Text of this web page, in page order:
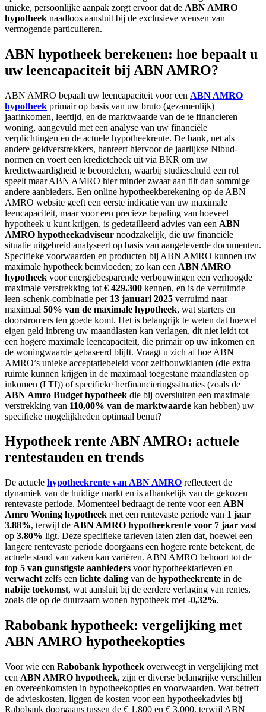
unieke, persoonlijke aanpak zorgt ervoor dat de ABN AMRO
hypotheek naadloos aansluit bij de exclusieve wensen van
vermogende particulieren.
ABN hypotheek berekenen: hoe bepaalt u
uw leencapaciteit bij ABN AMRO?
ABN AMRO bepaalt uw leencapaciteit voor een ABN AMRO
hypotheek primair op basis van uw bruto (gezamenlijk)
jaarinkomen, leeftijd, en de marktwaarde van de te financieren
woning, aangevuld met een analyse van uw financiële
verplichtingen en de actuele hypotheekrente. De bank, net als
andere geldverstrekkers, hanteert hiervoor de jaarlijkse Nibud-
normen en voert een kredietcheck uit via BKR om uw
kredietwaardigheid te beoordelen, waarbij studieschuld een rol
speelt maar ABN AMRO hier minder zwaar aan tilt dan sommige
andere aanbieders. Een online hypotheekberekening op de ABN
AMRO website geeft een eerste indicatie van uw maximale
leencapaciteit, maar voor een precieze bepaling van hoeveel
hypotheek u kunt krijgen, is gedetailleerd advies van een ABN
AMRO hypotheekadviseur noodzakelijk, die uw financiële
situatie uitgebreid analyseert op basis van aangeleverde documenten.
Specifieke voorwaarden en producten bij ABN AMRO kunnen uw
maximale hypotheek beïnvloeden; zo kan een ABN AMRO
hypotheek voor energiebesparende verbouwingen een verhoogde
maximale verstrekking tot € 429.300 kennen, en is de verruimde
leen-schenk-combinatie per 13 januari 2025 verruimd naar
maximaal 50% van de maximale hypotheek, wat starters en
doorstromers ten goede komt. Het is belangrijk te weten dat hoewel
eigen geld inbreng uw maandlasten kan verlagen, dit niet leidt tot
een hogere maximale leencapaciteit, die primair op uw inkomen en
de woningwaarde gebaseerd blijft. Vraagt u zich af hoe ABN
AMRO’s unieke acceptatiebeleid voor zelfbouwklanten (die extra
ruimte kunnen krijgen in de maximaal toegestane maandlasten op
inkomen (LTI)) of specifieke herfinancieringssituaties (zoals de
ABN Amro Budget hypotheek die bij oversluiten een maximale
verstrekking van 110,00% van de marktwaarde kan hebben) uw
specifieke mogelijkheden optimaal benut?
Hypotheek rente ABN AMRO: actuele
rentestanden en trends
De actuele hypotheekrente van ABN AMRO reflecteert de
dynamiek van de huidige markt en is afhankelijk van de gekozen
rentevaste periode. Momenteel bedraagt de rente voor een ABN
Amro Woning hypotheek met een rentevaste periode van 1 jaar
3.88%, terwijl de ABN AMRO hypotheekrente voor 7 jaar vast
op 3.80% ligt. Deze specifieke tarieven laten zien dat, hoewel een
langere rentevaste periode doorgaans een hogere rente betekent, de
actuele stand van zaken kan variëren. ABN AMRO behoort tot de
top 5 van gunstigste aanbieders voor hypotheektarieven en
verwacht zelfs een lichte daling van de hypotheekrente in de
nabije toekomst, wat aansluit bij de eerdere verlaging van rentes,
zoals die op de duurzaam wonen hypotheek met -0,32%.
Rabobank hypotheek: vergelijking met
ABN AMRO hypotheekopties
Voor wie een Rabobank hypotheek overweegt in vergelijking met
een ABN AMRO hypotheek, zijn er diverse belangrijke verschillen
en overeenkomsten in hypotheekopties en voorwaarden. Wat betreft
de advieskosten, liggen de kosten voor een hypotheekadvies bij
Rabobank doorgaans tussen de € 1.800 en € 3.000, terwijl ABN